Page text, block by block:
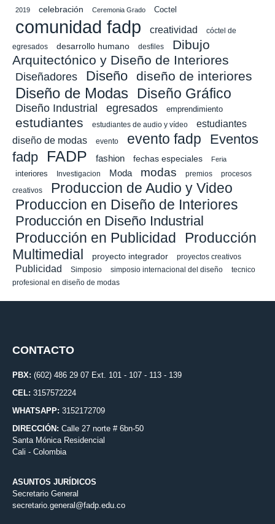
2019 celebración Ceremonia Grado Coctel
comunidad fadp creatividad
cóctel de
egresados
desarrollo humano desfiles
Dibujo
Arquitectónico y Diseño de Interiores
Diseñadores Diseño diseño de interiores
Diseño de Modas Diseño Gráfico
Diseño Industrial egresados emprendimiento
estudiantes estudiantes de audio y vídeo
estudiantes
diseño de modas
evento evento fadp
Eventos
fadp
FADP fashion fechas especiales Feria
interiores Investigacion Moda modas premios procesos
creativos Produccion de Audio y Video
Produccion en Diseño de Interiores
Producción en Diseño Industrial
Producción en Publicidad
Producción
Multimedial
proyecto integrador proyectos creativos
Publicidad Simposio simposio internacional del diseño
tecnico
profesional en diseño de modas
CONTACTO
PBX: (602) 486 29 07 Ext. 101 - 107 - 113 - 139
CEL: 3157572224
WHATSAPP: 3152172709
DIRECCIÓN: Calle 27 norte # 6bn-50
Santa Mónica Residencial
Cali - Colombia
ASUNTOS JURÍDICOS
Secretario General
secretario.general@fadp.edu.co